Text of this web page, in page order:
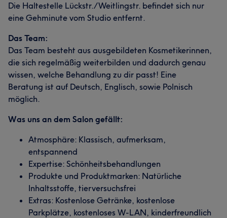
Die Haltestelle Lückstr./Weitlingstr. befindet sich nur
eine Gehminute vom Studio entfernt.
Das Team:
Das Team besteht aus ausgebildeten Kosmetikerinnen,
die sich regelmäßig weiterbilden und dadurch genau
wissen, welche Behandlung zu dir passt! Eine
Beratung ist auf Deutsch, Englisch, sowie Polnisch
möglich.
Was uns an dem Salon gefällt:
Atmosphäre: Klassisch, aufmerksam,
entspannend
Expertise: Schönheitsbehandlungen
Produkte und Produktmarken: Natürliche
Inhaltsstoffe, tierversuchsfrei
Extras: Kostenlose Getränke, kostenlose
Parkplätze, kostenloses W-LAN, kinderfreundlich